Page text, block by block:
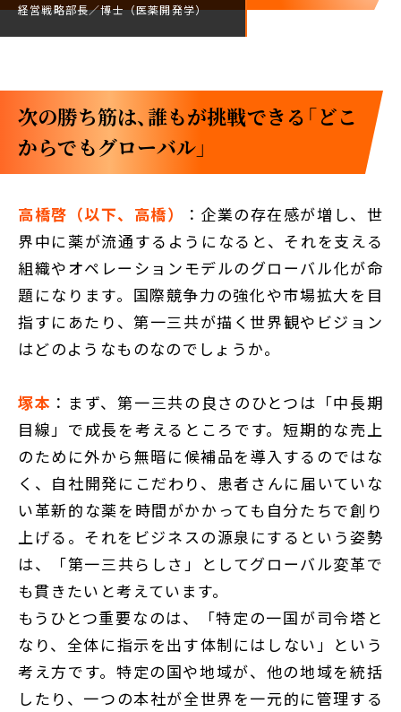
経営戦略部長／博士（医薬開発学）
次の勝ち筋は、誰もが挑戦できる「どこ
からでもグローバル」
高橋啓（以下、高橋）
：企業の存在感が増し、世
界中に薬が流通するようになると、それを支える
組織やオペレーションモデルのグローバル化が命
題になります。国際競争力の強化や市場拡大を目
指すにあたり、第一三共が描く世界観やビジョン
はどのようなものなのでしょうか。
塚本 ：まず、第一三共の良さのひとつは「中長期
目線」で成長を考えるところです。短期的な売上
のために外から無暗に候補品を導入するのではな
く、自社開発にこだわり、患者さんに届いていな
い革新的な薬を時間がかかっても自分たちで創り
上げる。それをビジネスの源泉にするという姿勢
は、「第一三共らしさ」としてグローバル変革で
も貫きたいと考えています。
もうひとつ重要なのは、「特定の一国が司令塔と
なり、全体に指示を出す体制にはしない」という
考え方です。特定の国や地域が、他の地域を統括
したり、一つの本社が全世界を一元的に管理する